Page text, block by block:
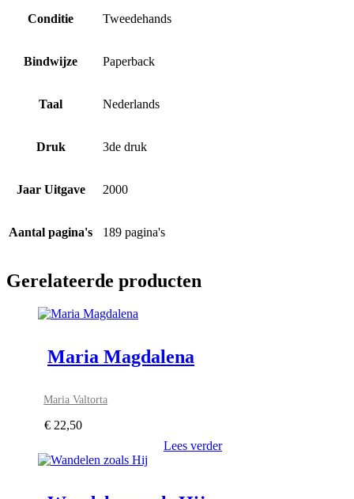
Conditie Tweedehands
Bindwijze Paperback
Taal Nederlands
Druk 3de druk
Jaar Uitgave 2000
Aantal pagina's 189 pagina's
Gerelateerde producten
Maria Magdalena
Maria Valtorta
€ 22,50
Lees verder